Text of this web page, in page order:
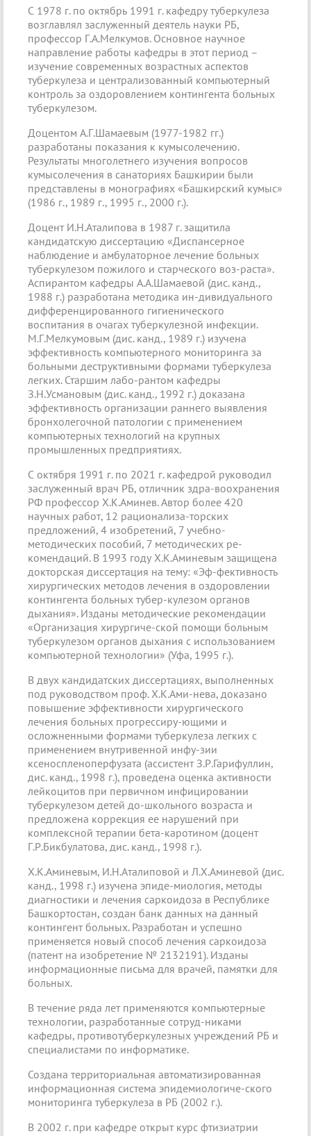
С 1978 г. по октябрь 1991 г. кафедру туберкулеза
возглавлял заслуженный деятель науки РБ,
профессор Г.А.Мелкумов. Основное научное
направление работы кафедры в этот период –
изучение современных возрастных аспектов
туберкулеза и централизованный компьютерный
контроль за оздоровлением контингента больных
туберкулезом.
Доцентом А.Г.Шамаевым (1977-1982 гг.)
разработаны показания к кумысолечению.
Результаты многолетнего изучения вопросов
кумысолечения в санаториях Башкирии были
представлены в монографиях «Башкирский кумыс»
(1986 г., 1989 г., 1995 г., 2000 г.).
Доцент И.Н.Аталипова в 1987 г. защитила
кандидатскую диссертацию «Диспансерное
наблюдение и амбулаторное лечение больных
туберкулезом пожилого и старческого воз-раста».
Аспирантом кафедры А.А.Шамаевой (дис. канд.,
1988 г.) разработана методика ин-дивидуального
дифференцированного гигиенического
воспитания в очагах туберкулезной инфекции.
М.Г.Мелкумовым (дис. канд., 1989 г.) изучена
эффективность компьютерного мониторинга за
больными деструктивными формами туберкулеза
легких. Старшим лабо-рантом кафедры
З.Н.Усмановым (дис. канд., 1992 г.) доказана
эффективность организации раннего выявления
бронхолегочной патологии с применением
компьютерных технологий на крупных
промышленных предприятиях.
С октября 1991 г. по 2021 г. кафедрой руководил
заслуженный врач РБ, отличник здра-воохранения
РФ профессор X.К.Аминев. Автор более 420
научных работ, 12 рационализа-торских
предложений, 4 изобретений, 7 учебно-
методических пособий, 7 методических ре-
комендаций. В 1993 году X.К.Аминевым защищена
докторская диссертация на тему: «Эф-фективность
хирургических методов лечения в оздоровлении
контингента больных тубер-кулезом органов
дыхания». Изданы методические рекомендации
«Организация хирургиче-ской помощи больным
туберкулезом органов дыхания с использованием
компьютерной технологии» (Уфа, 1995 г.).
В двух кандидатских диссертациях, выполненных
под руководством проф. X.К.Ами-нева, доказано
повышение эффективности хирургического
лечения больных прогрессиру-ющими и
осложненными формами туберкулеза легких с
применением внутривенной инфу-зии
ксеноспленоперфузата (ассистент З.Р.Гарифуллин,
дис. канд., 1998 г.), проведена оценка активности
лейкоцитов при первичном инфицировании
туберкулезом детей до-школьного возраста и
предложена коррекция ее нарушений при
комплексной терапии бета-каротином (доцент
Г.Р.Бикбулатова, дис. канд., 1998 г.).
Х.К.Аминевым, И.Н.Аталиповой и Л.Х.Аминевой (дис.
канд., 1998 г.) изучена эпиде-миология, методы
диагностики и лечения саркоидоза в Республике
Башкортостан, создан банк данных на данный
контингент больных. Разработан и успешно
применяется новый способ лечения саркоидоза
(патент на изобретение № 2132191). Изданы
информационные письма для врачей, памятки для
больных.
В течение ряда лет применяются компьютерные
технологии, разработанные сотруд-никами
кафедры, противотуберкулезных учреждений РБ и
специалистами по информатике.
Создана территориальная автоматизированная
информационная система эпидемиологиче-ского
мониторинга туберкулеза в РБ (2002 г.).
В 2002 г. при кафедре открыт курс фтизиатрии